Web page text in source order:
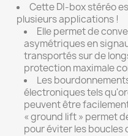
Cette DI-box stéréo
plusieurs applications !
Elle permet de
asymétriques en
transportés sur de
protection maximale
Les
électroniques tels
peuvent être
« ground lift » permet
pour éviter les boucles